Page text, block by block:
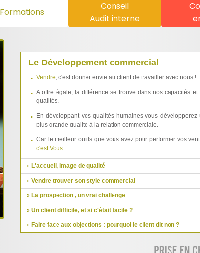
Formations
Conseil
Audit interne
Le Développement commercial
Vendre, c'est donner envie au client de travailler avec nous !
A offre égale, la différence se trouve dans nos capacités et
qualités.
En développant vos qualités humaines vous développerez
plus grande qualité à la relation commerciale.
Car le meilleur outils que vous avez pour performer vos
c'est Vous.
» L'accueil, image de qualité
» Vendre trouver son style commercial
» La prospection , un vrai challenge
» Un client difficile, et si c'était facile ?
» Faire face aux objections : pourquoi le client dit non ?